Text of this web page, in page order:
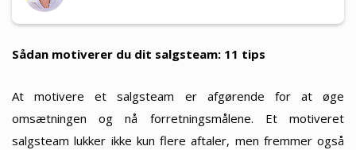
Sådan motiverer du dit salgsteam: 11 tips
At motivere et salgsteam er afgørende for at øge
omsætningen og nå forretningsmålene. Et motiveret
salgsteam lukker ikke kun flere aftaler, men fremmer også